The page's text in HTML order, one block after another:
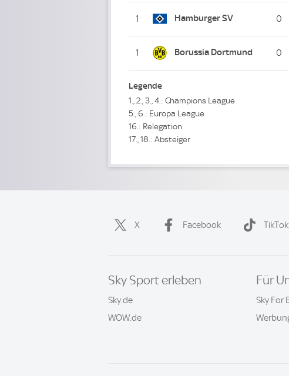
1 Hamburger SV 0
1 Borussia Dortmund 0
Legende
1., 2., 3., 4.: Champions League
5., 6.: Europa League
16.: Relegation
17., 18.: Absteiger
X Facebook TikTok
Sky Sport erleben
Sky.de
WOW.de
Für
Sky For